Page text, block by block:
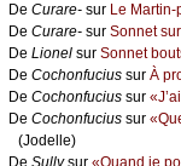
De Сurаrе- sur Lе Μаrtin-
De Сurаrе- sur Sоnnеt
De Liоnеl sur Sоnnеt
De Сосhоnfuсius sur À
De Сосhоnfuсius sur
De Сосhоnfuсius sur
(Jоdеllе)
De Sullуsur «Quаnd је